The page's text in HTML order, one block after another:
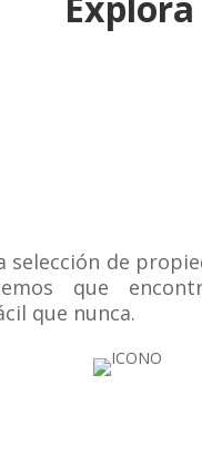
selección de
que
que nunca.